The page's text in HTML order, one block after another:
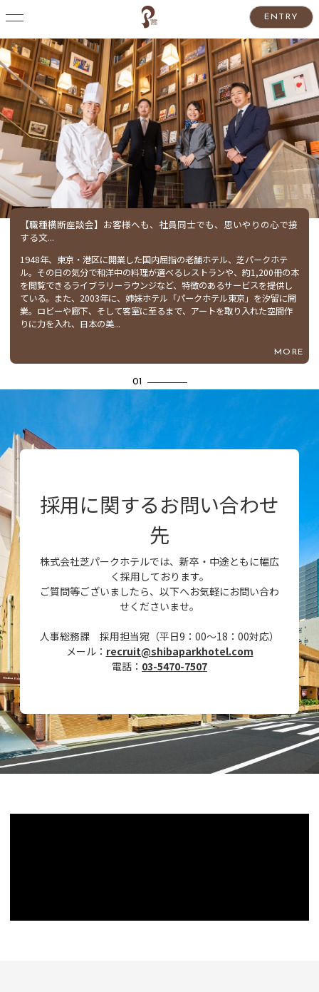
ENTRY
【職種横断座談会】お客様へも、社員同士でも、思いやりの心で接
する文...
1948年、東京・港区に開業した国内屈指の老舗ホテル、芝パークホテ
ル。その日の気分で和洋中の料理が選べるレストランや、約1,200冊の本
を閲覧できるライブラリーラウンジなど、特徴のあるサービスを提供し
ている。また、2003年に、姉妹ホテル「パークホテル東京」を汐留に開
業。ロビーや廊下、そして客室に至るまで、アートを取り入れた空間作
りに力を入れ、日本の美...
MORE
1
採用に関するお問い合わせ
先
株式会社芝パークホテルでは、新卒・中途ともに幅広
く採用しております。
ご質問等ございましたら、以下へお気軽にお問い合わ
せくださいませ。
人事総務課 採用担当宛（平日9：00～18：00対応）
メール： recruit@shibaparkhotel.com
電話： 03-5470-7507